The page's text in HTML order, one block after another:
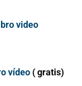
video
vídeo ( gratis)